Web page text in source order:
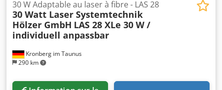
change, le prix peut être modifié)
Kronberg im Taunus
290 km
30 W Adaptable au laser à fibre - LAS 28
30 Watt Laser Systemtechnik
Hölzer GmbH LAS 28 XLe 30 W /
individuell anpassbar